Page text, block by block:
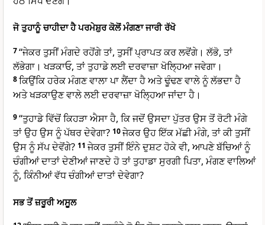
ਜੋ ਤੁਹਾਨੂੰ ਚਾਹੀਦਾ ਹੈ ਪਰਮੇਸ਼ੁਰ ਕੋਲੋਂ ਮੰਗਣਾ ਜਾਰੀ ਰੱਖੋ
7“ਜੇਕਰ ਤੁਸੀਂ ਮੰਗਦੇ ਰਹੋਂਗੇ ਤਾਂ, ਤੁਸੀਂ ਪ੍ਰਾਪਤ ਕਰ ਲਵੋਂਗੇ। ਲੱਭੋ, ਤਾਂ
ਲੱਭੇਗਾ। ਖੜਕਾਓ, ਤਾਂ ਤੁਹਾਡੇ ਲਈ ਦਰਵਾਜ਼ਾ ਖੋਲ੍ਹਿਆ ਜਵੇਗਾ।
8ਕਿਉਂਕਿ ਹਰੇਕ ਮੰਗਣ ਵਾਲਾ ਪਾ ਲੈਂਦਾ ਹੈ ਅਤੇ ਢੂੰਢਣ ਵਾਲੇ ਨੂੰ ਲੱਭਦਾ ਹੈ
ਅਤੇ ਖੜਕਾਉਣ ਵਾਲੇ ਲਈ ਦਰਵਾਜ਼ਾ ਖੋਲ੍ਹਿਆ ਜਾਂਦਾ ਹੈ।
9“ਤੁਹਾਡੇ ਵਿੱਚੋਂ ਕਿਹੜਾ ਐਸਾ ਹੈ, ਕਿ ਜਦੋਂ ਉਸਦਾ ਪੁੱਤਰ ਉਸ ਤੋਂ ਰੋਟੀ ਮੰਗੇ
ਤਾਂ ਉਹ ਉਸ ਨੂੰ ਪੱਥਰ ਦੇਵੇਗਾ? 10ਜੇਕਰ ਉਹ ਇੱਕ ਮੱਛੀ ਮੰਗੇ, ਤਾਂ ਕੀ ਤੁਸੀਂ
ਉਸ ਨੂੰ ਸੱਪ ਦੇਵੋਂਗੇ? 11ਜੇਕਰ ਤੁਸੀਂ ਇੰਨੇ ਦੁਸ਼ਟ ਹੋਕੇ ਵੀ, ਆਪਣੇ ਬੱਚਿਆਂ ਨੂੰ
ਚੰਗੀਆਂ ਦਾਤਾਂ ਦੇਣੀਆਂ ਜਾਣਦੇ ਹੋ ਤਾਂ ਤੁਹਾਡਾ ਸੁਰਗੀ ਪਿਤਾ, ਮੰਗਣ ਵਾਲਿਆਂ
ਨੂੰ, ਕਿੰਨੀਆਂ ਵੱਧ ਚੰਗੀਆਂ ਦਾਤਾਂ ਦੇਵੇਗਾ?
ਸਭ ਤੋਂ ਜ਼ਰੂਰੀ ਅਸੂਲ